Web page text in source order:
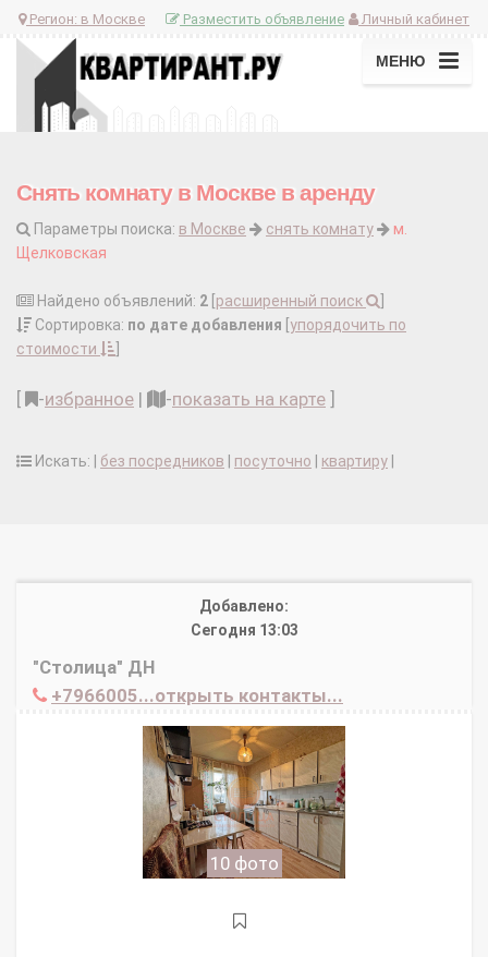
Регион: в Москве Личный кабинет
Разместить объявление
МЕНЮ
Снять комнату в Москве в аренду
Параметры поиска: в Москве снять комнату
м.
Щелковская
Найдено объявлений: 2 расширенный поиск
Сортировка: по дате добавления упорядочить по
стоимости
-избранное | -показать на карте
Искать: | без посредников посуточно квартиру
Добавлено:
Сегодня 13:03
"Столица" ДН
+7966005...открыть контакты...
10 фото